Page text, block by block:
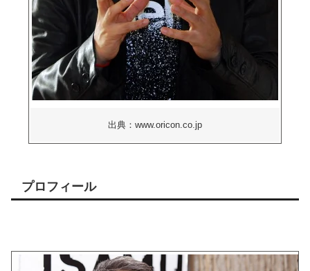
出典：www.oricon.co.jp
プロフィール